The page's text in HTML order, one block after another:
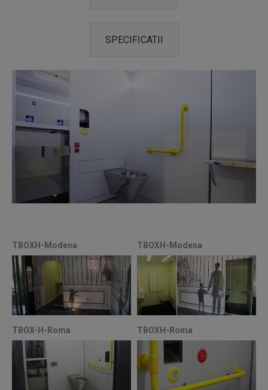
SPECIFICATII